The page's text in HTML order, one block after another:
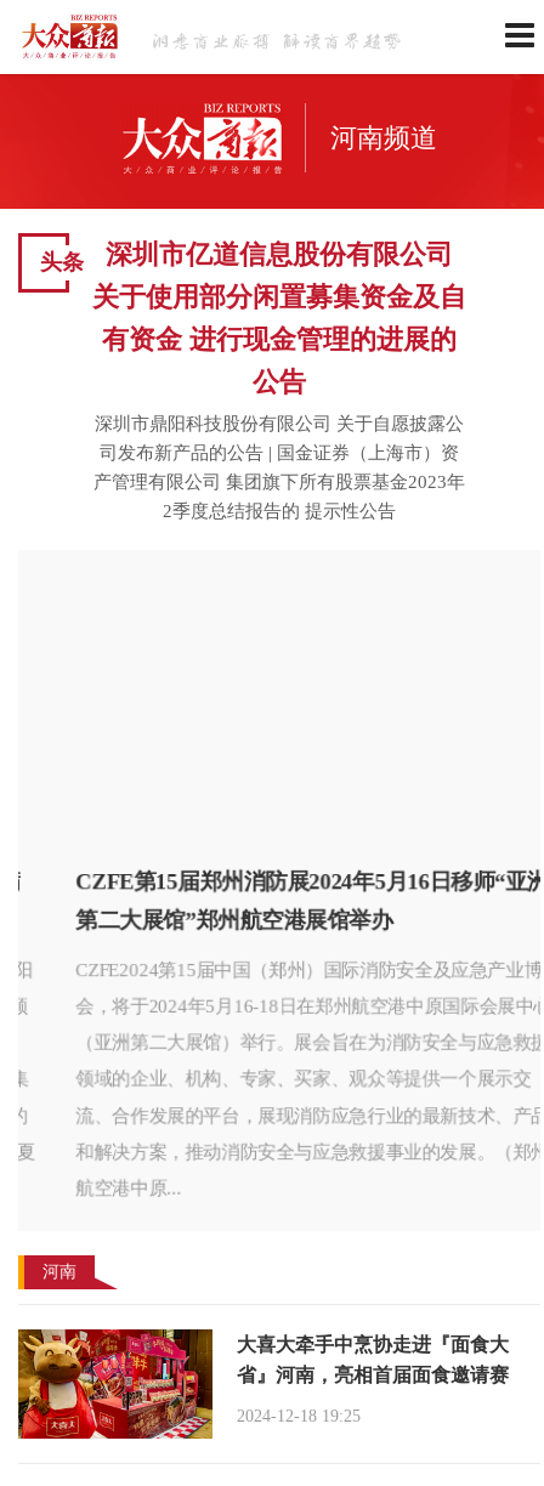
河南频道
头条
深圳市亿道信息股份有限公司
关于使用部分闲置募集资金及自
有资金 进行现金管理的进展的
公告
深圳市鼎阳科技股份有限公司 关于自愿披露公
司发布新产品的公告 | 国金证券（上海市）资
产管理有限公司 集团旗下所有股票基金2023年
2季度总结报告的 提示性公告
CZFE第15届郑州消防展2024年5月16日移师“亚洲
第二大展馆”郑州航空港展馆举办
CZFE2024第15届中国（郑州）国际消防安全及应急产业博览
会，将于2024年5月16-18日在郑州航空港中原国际会展中心
（亚洲第二大展馆）举行。展会旨在为消防安全与应急救援
领域的企业、机构、专家、买家、观众等提供一个展示交
流、合作发展的平台，展现消防应急行业的最新技术、产品
和解决方案，推动消防安全与应急救援事业的发展。（郑州
航空港中原...
河南
大喜大牵手中烹协走进『面食大
省』河南，亮相首届面食邀请赛
2024-12-18 19:25